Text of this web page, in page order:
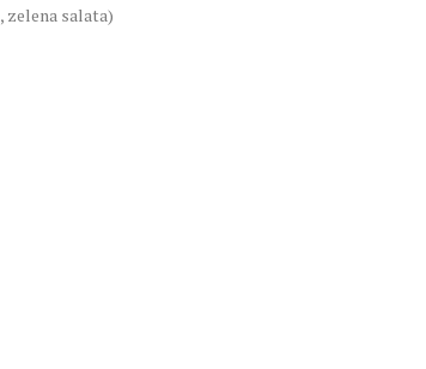
zelena salata)